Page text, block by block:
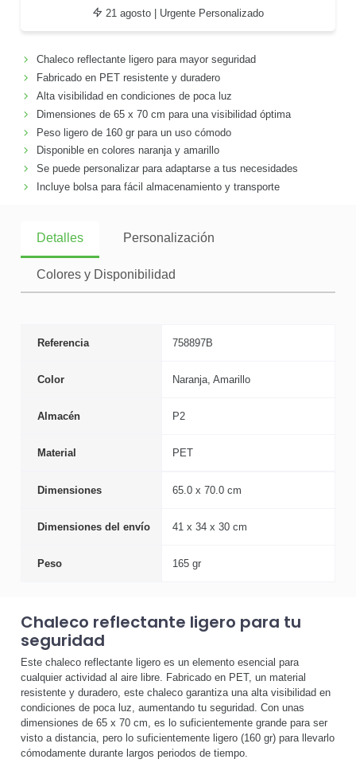
21 agosto | Urgente Personalizado
Chaleco reflectante ligero para mayor seguridad
Fabricado en PET resistente y duradero
Alta visibilidad en condiciones de poca luz
Dimensiones de 65 x 70 cm para una visibilidad óptima
Peso ligero de 160 gr para un uso cómodo
Disponible en colores naranja y amarillo
Se puede personalizar para adaptarse a tus necesidades
Incluye bolsa para fácil almacenamiento y transporte
Detalles Personalización
Colores y Disponibilidad
Referencia 758897B
Color Naranja, Amarillo
Almacén P2
Material PET
Dimensiones 65.0 x 70.0 cm
Dimensiones del envío 41 x 34 x 30 cm
Peso 165 gr
Chaleco reflectante ligero para tu
seguridad
Este chaleco reflectante ligero es un elemento esencial para
cualquier actividad al aire libre. Fabricado en PET, un material
resistente y duradero, este chaleco garantiza una alta visibilidad en
condiciones de poca luz, aumentando tu seguridad. Con unas
dimensiones de 65 x 70 cm, es lo suficientemente grande para ser
visto a distancia, pero lo suficientemente ligero (160 gr) para llevarlo
cómodamente durante largos periodos de tiempo.